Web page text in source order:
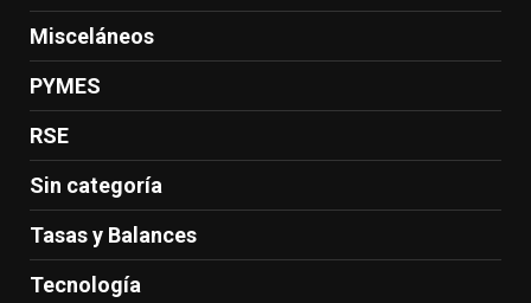
Misceláneos
PYMES
RSE
Sin categoría
Tasas y Balances
Tecnología